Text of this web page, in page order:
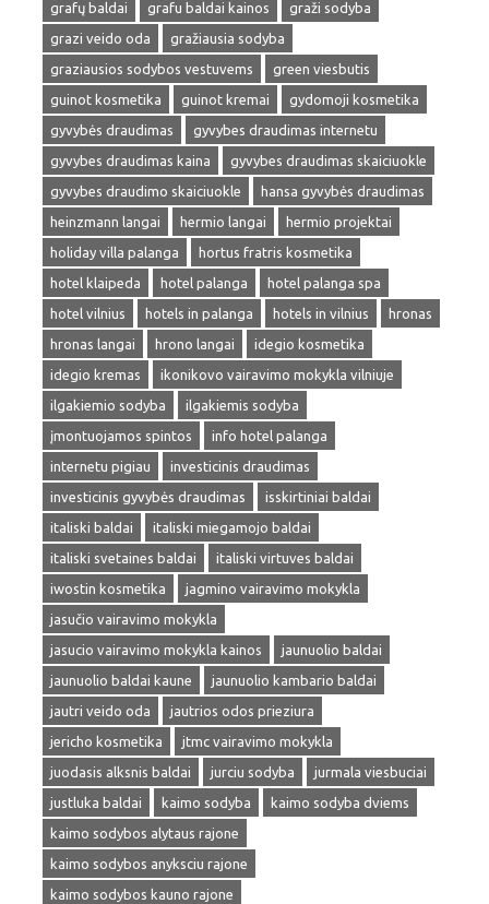
grafų baldai
grafu baldai kainos
graži sodyba
grazi veido oda
gražiausia sodyba
graziausios sodybos vestuvems
green viesbutis
guinot kosmetika
guinot kremai
gydomoji kosmetika
gyvybės draudimas
gyvybes draudimas internetu
gyvybes draudimas kaina
gyvybes draudimas skaiciuokle
gyvybes draudimo skaiciuokle
hansa gyvybės draudimas
heinzmann langai
hermio langai
hermio projektai
holiday villa palanga
hortus fratris kosmetika
hotel klaipeda
hotel palanga
hotel palanga spa
hotel vilnius
hotels in palanga hotels in vilnius
hronas
hronas langai
hrono langai
idegio kosmetika
idegio kremas
ikonikovo vairavimo mokykla vilniuje
ilgakiemio sodyba
ilgakiemis sodyba
įmontuojamos spintos
info hotel palanga
internetu pigiau
investicinis draudimas
investicinis gyvybės draudimas
isskirtiniai baldai
italiski baldai
italiski miegamojo baldai
italiski svetaines baldai
italiski virtuves baldai
iwostin kosmetika
jagmino vairavimo mokykla
jasučio vairavimo mokykla
jasucio vairavimo mokykla kainos
jaunuolio baldai
jaunuolio baldai kaune
jaunuolio kambario baldai
jautri veido oda
jautrios odos prieziura
jericho kosmetika
jtmc vairavimo mokykla
juodasis alksnis baldai
jurciu sodyba
jurmala viesbuciai
justluka baldai
kaimo sodyba
kaimo sodyba dviems
kaimo sodybos alytaus rajone
kaimo sodybos anyksciu rajone
kaimo sodybos kauno rajone